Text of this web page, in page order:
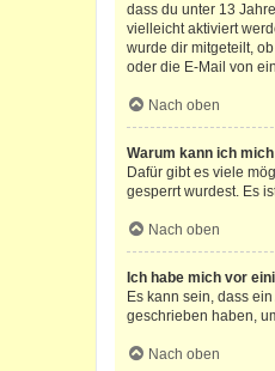
dass du unter 13
vielleicht aktiviert
wurde dir mitgeteilt,
oder die E-Mail von
Nach oben
Warum kann ich
Dafür gibt es viele
gesperrt wurdest. Es
Nach oben
Ich habe mich vor
Es kann sein, dass
geschrieben haben,
Nach oben